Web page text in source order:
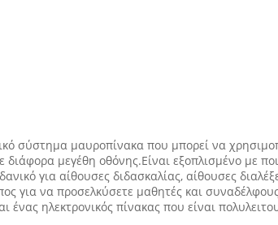
σύστημα μαυροπίνακα που μπορεί να
μεγέθη οθόνης.Είναι εξοπλισμένο με
για αίθουσες διδασκαλίας, αίθουσες
για να προσελκύσετε μαθητές και
ηλεκτρονικός πίνακας που είναι